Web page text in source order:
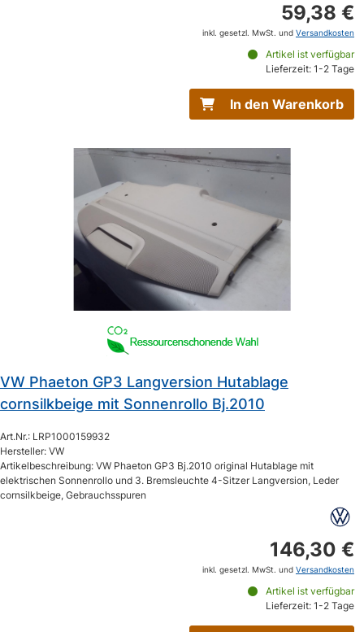
59,38 €
inkl. gesetzl. MwSt. und Versandkosten
Artikel ist verfügbar
Lieferzeit: 1-2 Tage
In den Warenkorb
VW Phaeton GP3 Langversion Hutablage
cornsilkbeige mit Sonnenrollo Bj.2010
Art.Nr.: LRP1000159932
Hersteller: VW
Artikelbeschreibung: VW Phaeton GP3 Bj.2010 original Hutablage mit
elektrischen Sonnenrollo und 3. Bremsleuchte 4-Sitzer Langversion, Leder
cornsilkbeige, Gebrauchsspuren
146,30 €
inkl. gesetzl. MwSt. und Versandkosten
Artikel ist verfügbar
Lieferzeit: 1-2 Tage